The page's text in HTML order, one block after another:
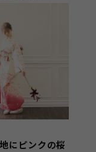
にピンクの桜